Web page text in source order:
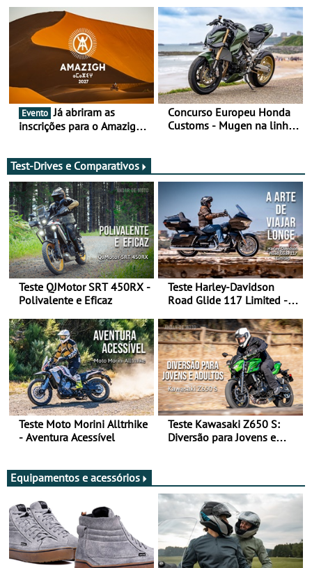
Evento Já abriram as
inscrições para o Amazigh
maio - The ultimate
experience in Morocco
Concurso Europeu Honda
Customs - Mugen na linha
Test-Drives e Comparativos
Teste QJMotor SRT 450RX -
Polivalente e Eficaz
Teste Harley-Davidson
Road Glide 117 Limited - A
Teste Moto Morini Alltrhike
- Aventura Acessível
Teste Kawasaki Z650 S:
Diversão para Jovens e
Equipamentos e acessórios